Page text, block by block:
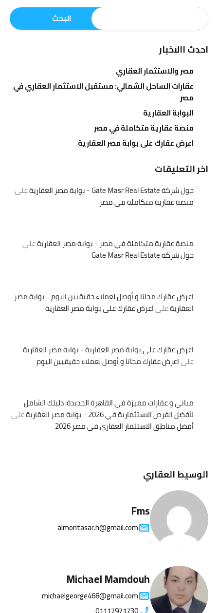
البحث
احدث االاخبار
مصر والاستثمار العقاري
عقارات الساحل الشمالي: مستقبل الاستثمار العقاري في
مصر
البوابة العقارية
منصة عقارية متكاملة في مصر
اعرض عقارك على بوابة مصر العقارية
اخر التعليقات
حول شركة Gate Masr Real Estate - بوابة مصر العقارية
على
منصة عقارية متكاملة في مصر
منصة عقارية متكاملة في مصر - بوابة مصر العقاريةعلى
حول شركة Gate Masr Real Estate
اعرض عقارك مجانا و أوصل لعملاء حقيقيين اليوم - بوابة مصر
العقاريةعلىاعرض عقارك على بوابة مصر العقارية
اعرض عقارك على بوابة مصر العقارية - بوابة مصر العقارية
علىاعرض عقارك مجانا و أوصل لعملاء حقيقيين اليوم
مباني و عقارات مميزة في القاهرة الجديدة: دليلك الشامل
لأفضل الفرص الاستثمارية في 2026 - بوابة مصر العقارية
على
أفضل مناطق الاستثمار العقاري في مصر 2026
الوسيط العقاري
Fms
almontasar.h@gmail.com
Michael Mamdouh
michaelgeorge468@gmail.com